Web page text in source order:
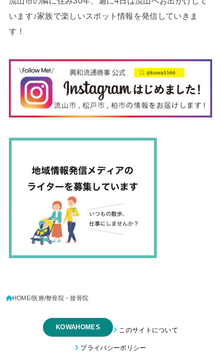
います♪家族で楽しいスポット情報を発信していきま
す！
HOME 医療 整骨院・接骨院
KOWAHOMES このサイトについて
プライバシーポリシー